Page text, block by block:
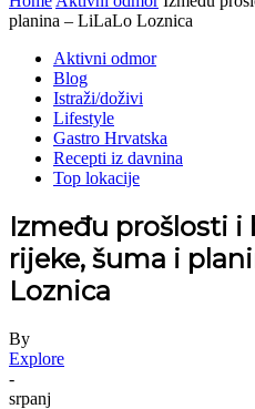
planina – LiLaLo Loznica
Aktivni odmor
Blog
Istraži/doživi
Lifestyle
Gastro Hrvatska
Recepti iz davnina
Top lokacije
Između prošlosti
rijeke, šuma i
Loznica
By
Explore
-
srpanj